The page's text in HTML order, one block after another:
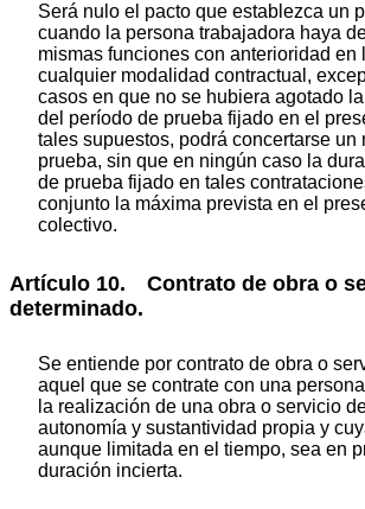
Será nulo el pacto que establezca un
cuando la persona trabajadora haya
mismas funciones con anterioridad en
cualquier modalidad contractual,
casos en que no se hubiera agotado
del período de prueba fijado en el
tales supuestos, podrá concertarse un
prueba, sin que en ningún caso la
de prueba fijado en tales
conjunto la máxima prevista en el
colectivo.
Artículo 10. Contrato de obra o
determinado.
Se entiende por contrato de obra o
aquel que se contrate con una
la realización de una obra o servicio
autonomía y sustantividad propia y
aunque limitada en el tiempo, sea en
duración incierta.